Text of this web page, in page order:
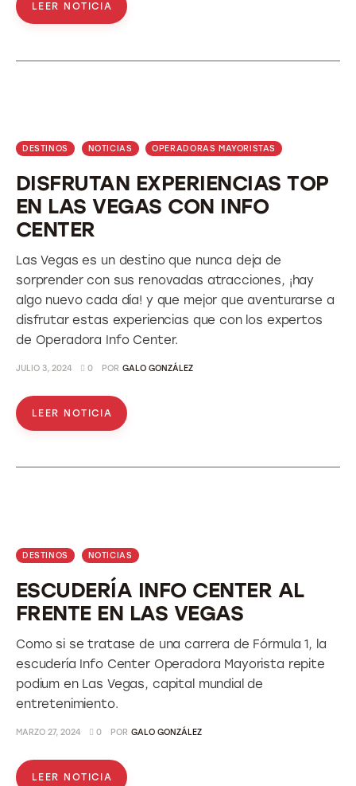
LEER NOTICIA
DESTINOS NOTICIAS OPERADORAS MAYORISTAS
DISFRUTAN EXPERIENCIAS TOP
EN LAS VEGAS CON INFO
CENTER
Las Vegas es un destino que nunca deja de
sorprender con sus renovadas atracciones, ¡hay
algo nuevo cada día! y que mejor que aventurarse a
disfrutar estas experiencias que con los expertos
de Operadora Info Center.
JULIO 3, 2024 0 POR GALO GONZÁLEZ
LEER NOTICIA
DESTINOS NOTICIAS
ESCUDERÍA INFO CENTER AL
FRENTE EN LAS VEGAS
Como si se tratase de una carrera de Fórmula 1, la
escudería Info Center Operadora Mayorista repite
podium en Las Vegas, capital mundial de
entretenimiento.
MARZO 27, 2024 0 POR GALO GONZÁLEZ
LEER NOTICIA